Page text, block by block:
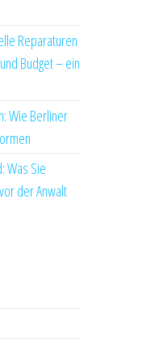
Reparaturen
Budget – ein
Wie Berliner
Was Sie
der Anwalt